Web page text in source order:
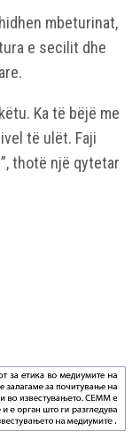
mbeturinat,
e secilit dhe
Ka të bëjë me
të ulët. Faji
thotë një qytetar